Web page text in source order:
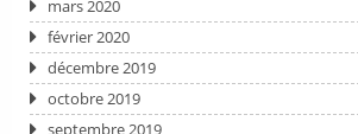
mars 2020
février 2020
décembre 2019
octobre 2019
septembre 2019